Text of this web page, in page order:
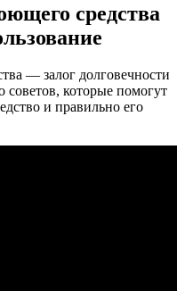
средства
— залог долговечности
которые помогут
и правильно его